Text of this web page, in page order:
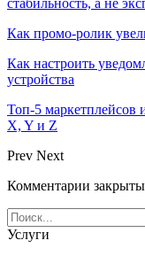
стабильность, а не
Как промо-ролик
Как настроить
устройства
Топ-5 маркетплейсов
X, Y и Z
Prev Next
Комментарии
Услуги